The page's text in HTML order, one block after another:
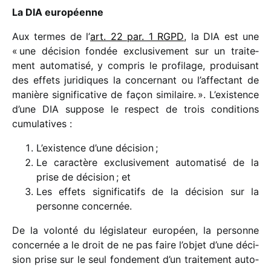
La DIA européenne
Aux termes de l’art. 22 par. 1 RGPD, la DIA est une
« une déci­sion fondée exclu­si­ve­ment sur un trai­te­
ment auto­ma­tisé, y compris le profi­lage, produi­sant
des effets juri­diques la concer­nant ou l’af­fec­tant de
manière signi­fi­ca­tive de façon simi­laire. ». L’existence
d’une DIA suppose le respect de trois condi­tions
cumulatives :
L’existence d’une décision ;
Le carac­tère exclu­si­ve­ment auto­ma­tisé de la
prise de déci­sion ; et
Les effets signi­fi­ca­tifs de la déci­sion sur la
personne concernée.
De la volonté du légis­la­teur euro­péen, la personne
concer­née a le droit de ne pas faire l’objet d’une déci­
sion prise sur le seul fonde­ment d’un trai­te­ment auto­